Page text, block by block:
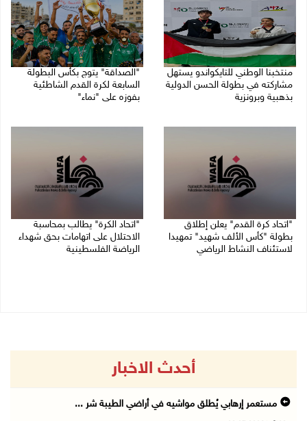
منتخبنا الوطني للتايكواندو يستهل
مشاركته في بطولة الحسن الدولية
بذهبية وبرونزية
"الصداقة" يتوج بكأس البطولة
السابعة لكرة القدم الشاطئية
بفوزه على "نماء"
"اتحاد كرة القدم" يعلن إطلاق
بطولة "كأس الألف شهيد" تمهيدا
لاستئناف النشاط الرياضي
"اتحاد الكرة" يطالب بمحاسبة
الاحتلال على اتهامات بحق شهداء
الرياضة الفلسطينية
أحدث الاخبار
مستعمر إرهابي يُطلق مواشيه في أراضي الطيبة شر ...